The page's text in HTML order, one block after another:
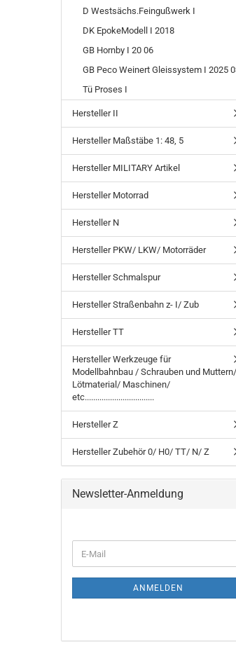
D Westsächs.Feingußwerk I
DK EpokeModell I 2018
GB Hornby I 20 06
GB Peco Weinert Gleissystem I 2025
Tü Proses I
Hersteller II
Hersteller Maßstäbe 1: 48, 5
Hersteller MILITARY Artikel
Hersteller Motorrad
Hersteller N
Hersteller PKW/ LKW/ Motorräder
Hersteller Schmalspur
Hersteller Straßenbahn z- I/ Zub
Hersteller TT
Hersteller Werkzeuge für
Modellbahnbau / Schrauben und Muttern/
Lötmaterial/ Maschinen/
etc.................................
Hersteller Z
Hersteller Zubehör 0/ H0/ TT/ N/ Z
Newsletter-Anmeldung
ZUR
E-
Mail
ANMELDEN